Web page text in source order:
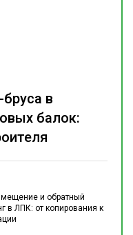
и обратный
в ЛПК: от копирования к
в
балок: